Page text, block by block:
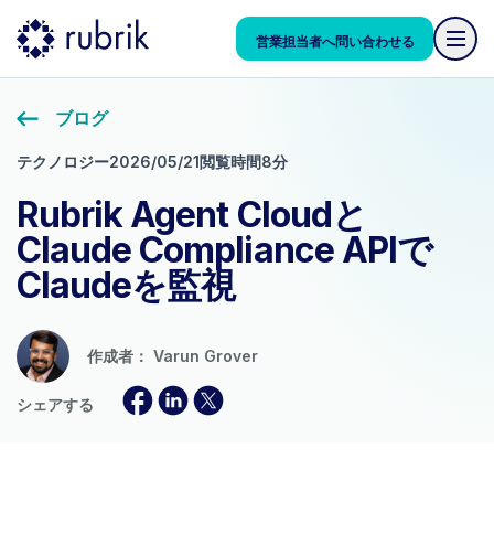
営業担当者へ問い合わせる
ブログ
テクノロジー2026/05/21閲覧時間8分
Rubrik Agent Cloudと
Claude Compliance APIで
Claudeを監視
作成者： Varun Grover
シェアする